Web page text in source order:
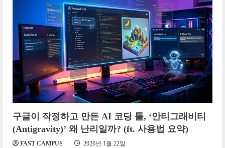
구글이 작정하고 만든 AI 코딩 툴, ‘안티그래비티
(Antigravity)’ 왜 난리일까? (ft. 사용법 요약)
FAST CAMPUS 2026년 1월 22일